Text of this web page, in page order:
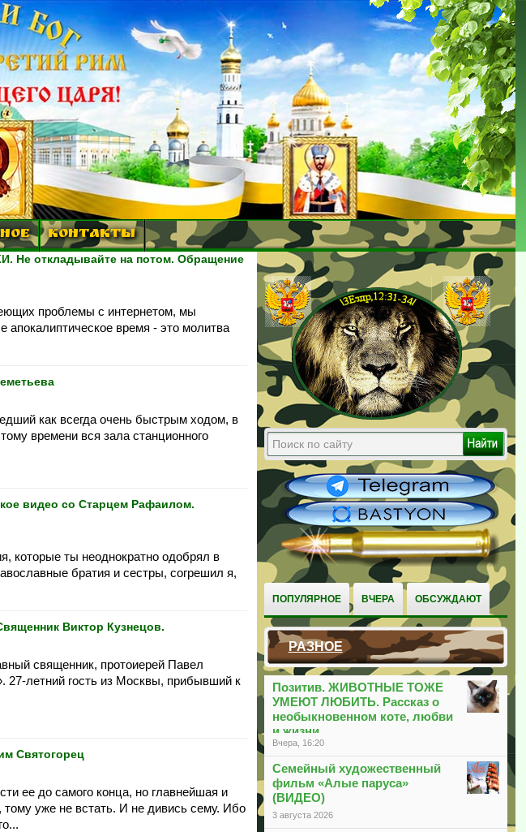
КОНТАКТЫ
ПОПУЛЯРНОЕ ВЧЕРА ОБСУЖДАЮТ
РАЗНОЕ
Позитив. ЖИВОТНЫЕ ТОЖЕ
УМЕЮТ ЛЮБИТЬ. Рассказ о
необыкновенном коте, любви
и жизни
Вчера, 16:20
Семейный художественный
фильм «Алые паруса»
(ВИДЕО)
3 августа 2026
откладывайте на потом. Обращение
проблемы с интернетом, мы
апокалиптическое время - это молитва
как всегда очень быстрым ходом, в
времени вся зала станционного
видео со Старцем Рафаилом.
которые ты неоднократно одобрял в
братия и сестры, согрешил я,
Виктор Кузнецов.
священник, протоиерей Павел
летний гость из Москвы, прибывший к
Святогорец
ее до самого конца, но главнейшая и
уже не встать. И не дивись сему. Ибо